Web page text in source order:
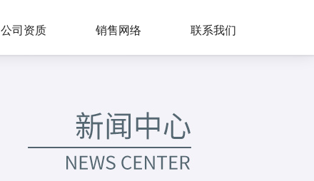
公司资质 销售网络 联系我们